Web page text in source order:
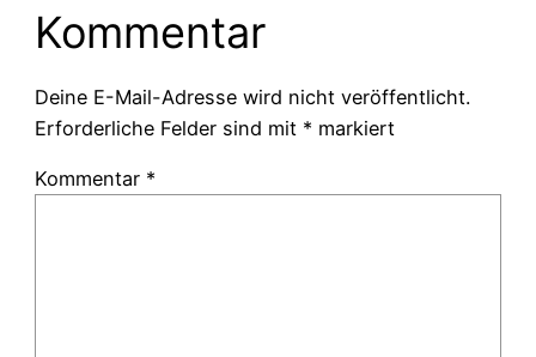
Kommentar
Deine E-Mail-Adresse wird nicht veröffentlicht.
Erforderliche Felder sind mit * markiert
Kommentar *